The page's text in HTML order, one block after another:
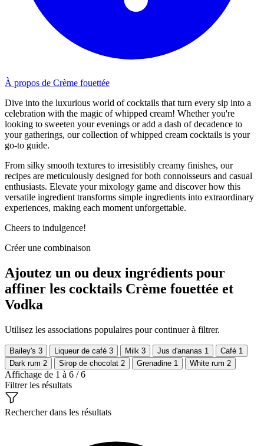
À propos de Crème fouettée
Dive into the luxurious world of cocktails that turn every sip into a
celebration with the magic of whipped cream! Whether you're
looking to sweeten your evenings or add a dash of decadence to
your gatherings, our collection of whipped cream cocktails is your
go-to guide.
From silky smooth textures to irresistibly creamy finishes, our
recipes are meticulously designed for both connoisseurs and casual
enthusiasts. Elevate your mixology game and discover how this
versatile ingredient transforms simple ingredients into extraordinary
experiences, making each moment unforgettable.
Cheers to indulgence!
Créer une combinaison
Ajoutez un ou deux ingrédients pour
affiner les cocktails Crème fouettée et
Vodka
Utilisez les associations populaires pour continuer à filtrer.
Bailey's 3 Liqueur de café 3 Milk 3 Jus d'ananas 1 Café 1
Dark rum 2 Sirop de chocolat 2 Grenadine 1 White rum 2
Affichage de 1 à 6 / 6
Filtrer les résultats
Rechercher dans les résultats